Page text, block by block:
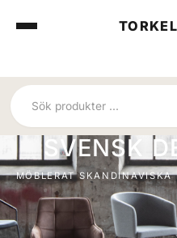
SVENSK
MÖBLERAT